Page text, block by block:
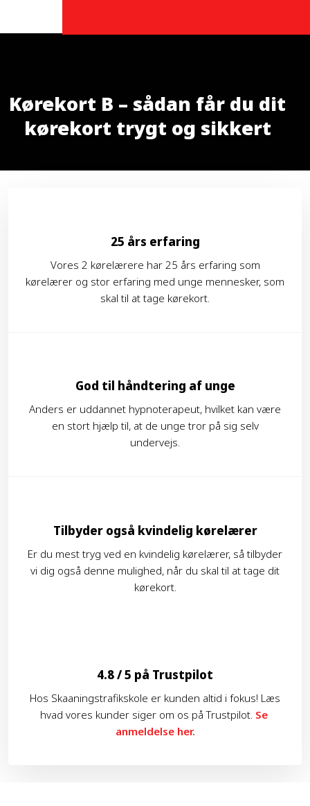
Kørekort B – sådan får du dit
kørekort trygt og sikkert
25 års erfaring
Vores 2 kørelærere har 25 års erfaring som
kørelærer og stor erfaring med unge mennesker, som
skal til at tage kørekort.
God til håndtering af unge
Anders er uddannet hypnoterapeut, hvilket kan være
en stort hjælp til, at de unge tror på sig selv
undervejs.
Tilbyder også kvindelig kørelærer
Er du mest tryg ved en kvindelig kørelærer, så tilbyder
vi dig også denne mulighed, når du skal til at tage dit
kørekort.
4.8 / 5 på Trustpilot
Hos Skaaningstrafikskole er kunden altid i fokus! Læs
hvad vores kunder siger om os på Trustpilot. Se
anmeldelse her.